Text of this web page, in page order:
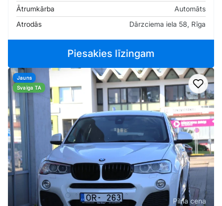
Ātrumkārba
Automāts
Atrodās
Dārzciema iela 58, Rīga
Piesakies līzingam
Jauns
Svaiga TA
Pilna cena